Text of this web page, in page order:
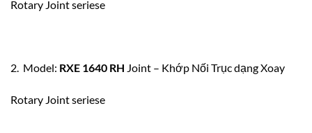
Rotary Joint seriese
2. Model: RXE 1640 RH Joint – Khớp Nối Trục dạng Xoay
Rotary Joint seriese